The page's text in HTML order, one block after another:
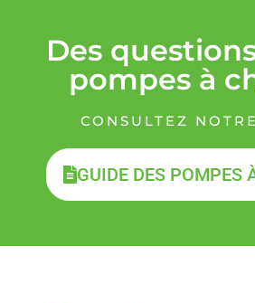
Des
pompes à
CONSULTEZ
GUIDE DES POMPES